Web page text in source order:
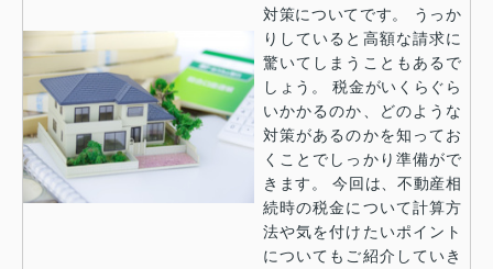
対策についてです。 うっか
りしていると高額な請求に
驚いてしまうこともあるで
しょう。 税金がいくらぐら
いかかるのか、どのような
対策があるのかを知ってお
くことでしっかり準備がで
きます。 今回は、不動産相
続時の税金について計算方
法や気を付けたいポイント
についてもご紹介していき